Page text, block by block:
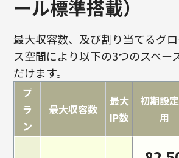
ール標準搭載）
最大収容数、及び割り当てるグ
ス空間により以下の3つのスペー
だけます。
プ
ラ
ン
最大収容数
最大
IP数
初期設
用